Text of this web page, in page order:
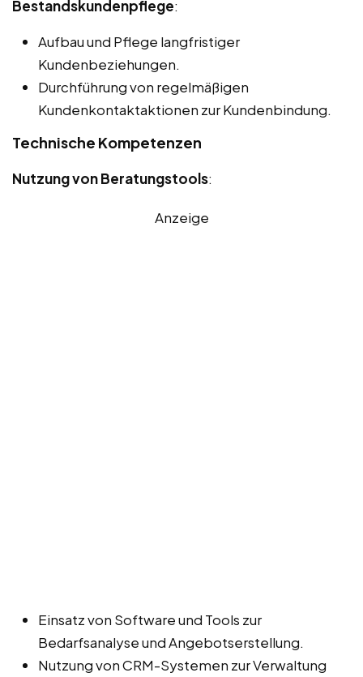
Bestandskundenpflege:
Aufbau und Pflege langfristiger
Kundenbeziehungen.
Durchführung von regelmäßigen
Kundenkontaktaktionen zur Kundenbindung.
Technische Kompetenzen
Nutzung von Beratungstools:
Anzeige
Einsatz von Software und Tools zur
Bedarfsanalyse und Angebotserstellung.
Nutzung von CRM-Systemen zur Verwaltung